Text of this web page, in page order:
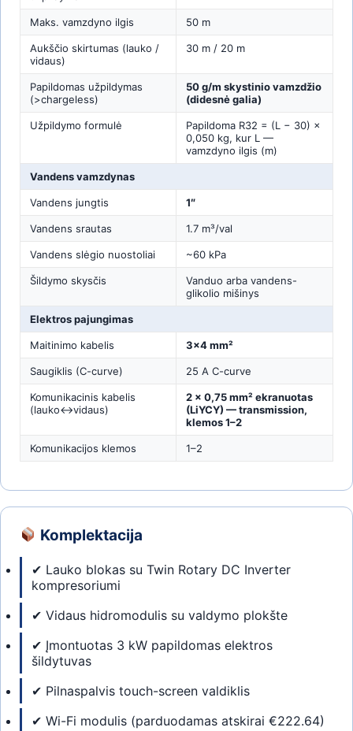
Maks. vamzdyno ilgis 50 m
Aukščio skirtumas (lauko /
vidaus)
30 m / 20 m
Papildomas užpildymas
(>chargeless)
50 g/m skystinio vamzdžio
(didesnė galia)
Užpildymo formulė
Papildoma R32 = (L − 30) ×
0,050 kg, kur L —
vamzdyno ilgis (m)
Vandens vamzdynas
Vandens jungtis 1″
Vandens srautas 1.7 m³/val
Vandens slėgio nuostoliai ~60 kPa
Šildymo skysčis
Vanduo arba vandens-
glikolio mišinys
Elektros pajungimas
Maitinimo kabelis 3×4 mm²
Saugiklis (C-curve) 25 A C-curve
Komunikacinis kabelis
(lauko↔vidaus)
2 × 0,75 mm² ekranuotas
(LiYCY) — transmission,
klemos 1–2
Komunikacijos klemos 1–2
Komplektacija
✔ Lauko blokas su Twin Rotary DC Inverter
kompresoriumi
✔ Vidaus hidromodulis su valdymo plokšte
✔ Įmontuotas 3 kW papildomas elektros
šildytuvas
✔ Pilnaspalvis touch-screen valdiklis
✔ Wi-Fi modulis (parduodamas atskirai €222.64)